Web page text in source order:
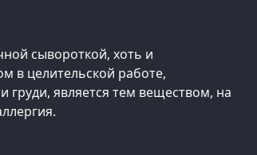
сывороткой, хоть и
в целительской работе,
груди, является тем веществом, на